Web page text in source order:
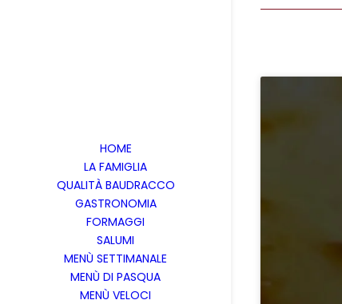
HOME
LA FAMIGLIA
QUALITÀ BAUDRACCO
GASTRONOMIA
FORMAGGI
SALUMI
MENÙ SETTIMANALE
MENÙ DI PASQUA
MENÙ VELOCI